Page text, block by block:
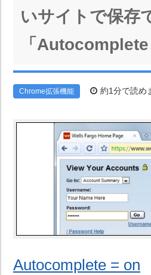
いサイトで保存
「Autocomplete
Chrome拡張機能 約1分で読め
Autocomplete = on